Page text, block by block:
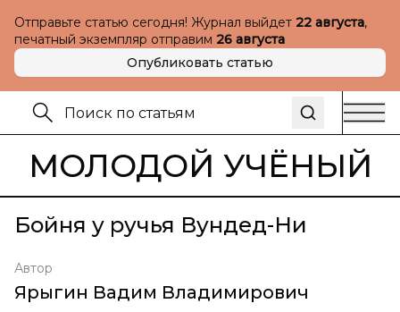
Отправьте статью сегодня! Журнал выйдет 22 августа,
печатный экземпляр отправим 26 августа
Опубликовать статью
МОЛОДОЙ УЧЁНЫЙ
Бойня у ручья Вундед-Ни
Автор
Ярыгин Вадим Владимирович